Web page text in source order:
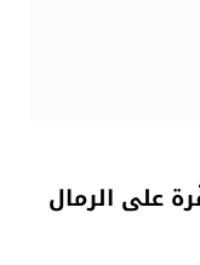
على الرمال